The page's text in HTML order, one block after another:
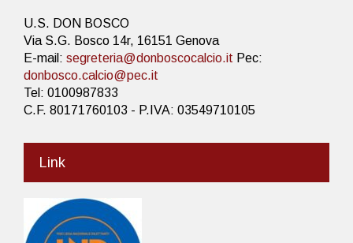
U.S. DON BOSCO
Via S.G. Bosco 14r, 16151 Genova
E-mail: segreteria@donboscocalcio.it Pec:
donbosco.calcio@pec.it
Tel: 0100987833
C.F. 80171760103 - P.IVA: 03549710105
Link